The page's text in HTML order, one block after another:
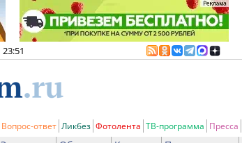
23:51
Вопрос-ответ Ликбез Фотолента ТВ-программа Пресса